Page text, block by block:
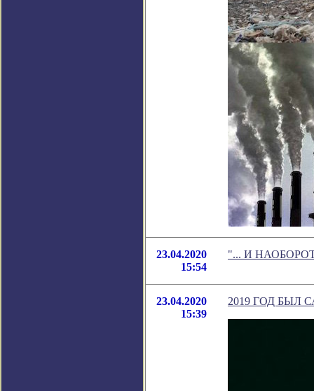
23.04.2020
15:54
"... И НАОБОРОТ"
23.04.2020
15:39
2019 ГОД